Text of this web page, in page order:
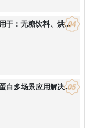
阿洛酮糖在食品工业中常用于：无糖饮料、烘焙食品：替代蔗糖降低热量
未冉®️蛋白 | 高纤维完全蛋白多场景应用解决方案